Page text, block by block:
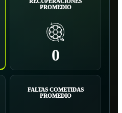
RECUPERACIONES
PROMEDIO
0
FALTAS COMETIDAS
PROMEDIO